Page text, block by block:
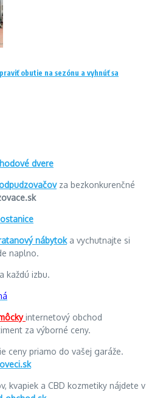
obutie na sezónu a vyhnúť sa
dvere
za bezkonkurenčné
nábytoka vychutnajte si
naplno.
každú izbu.
internetový obchod
za výborné ceny.
ceny priamo do vašej garáže.
kvapiek a CBD kozmetiky nájdete v